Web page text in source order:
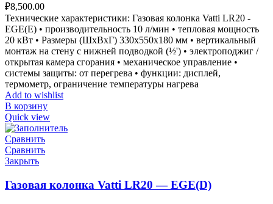
₽8,500.00
Технические характеристики: Газовая колонка Vatti LR20 -
EGE(E) • производительность 10 л/мин • тепловая мощность
20 кВт • Размеры (ШxВxГ) 330x550x180 мм • вертикальный
монтаж на стену с нижней подводкой (½') • электроподжиг /
открытая камера сгорания • механическое управление •
системы защиты: от перегрева • функции: дисплей,
термометр, ограничение температуры нагрева
Add to wishlist
В корзину
Quick view
Сравнить
Сравнить
Закрыть
Газовая колонка Vatti LR20 — EGE(D)